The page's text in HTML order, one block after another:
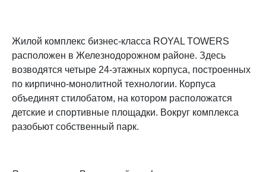
Жилой комплекс бизнес-класса ROYAL TOWERS
расположен в Железнодорожном районе. Здесь
возводятся четыре 24-этажных корпуса, построенных
по кирпично-монолитной технологии. Корпуса
объединят стилобатом, на котором расположатся
детские и спортивные площадки. Вокруг комплекса
разобьют собственный парк.